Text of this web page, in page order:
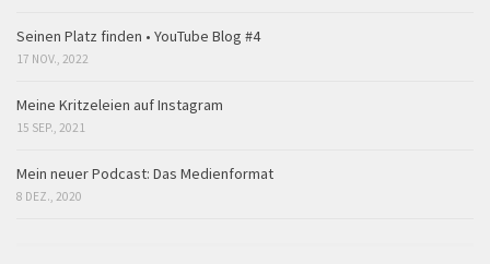
Seinen Platz finden • YouTube Blog #4
17 NOV., 2022
Meine Kritzeleien auf Instagram
15 SEP., 2021
Mein neuer Podcast: Das Medienformat
8 DEZ., 2020